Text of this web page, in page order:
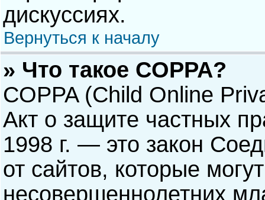
дискуссиях.
Вернуться к началу
» Что такое COPPA?
COPPA (Child Online
Акт о защите частных
1998 г. — это закон
от сайтов, которые
несовершеннолетних